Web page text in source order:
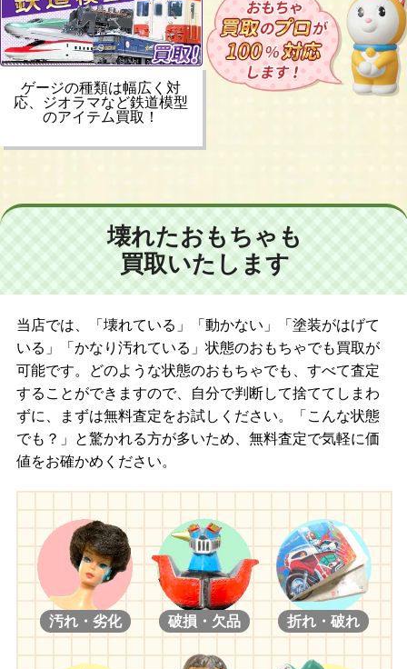
ゲージの種類は幅広く対
応、ジオラマなど鉄道模型
のアイテム買取！
壊れたおもちゃも
買取いたします
当店では、「壊れている」「動かない」「塗装がはげて
いる」「かなり汚れている」状態のおもちゃでも買取が
可能です。どのような状態のおもちゃでも、すべて査定
することができますので、自分で判断して捨ててしまわ
ずに、まずは無料査定をお試しください。「こんな状態
でも？」と驚かれる方が多いため、無料査定で気軽に価
値をお確かめください。
汚れ・劣化 破損・欠品 折れ・破れ